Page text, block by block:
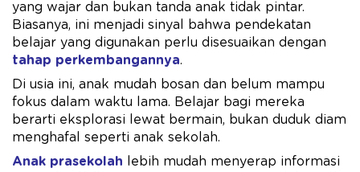
yang wajar dan bukan tanda anak tidak pintar.
Biasanya, ini menjadi sinyal bahwa pendekatan
belajar yang digunakan perlu disesuaikan dengan
tahap perkembangannya.
Di usia ini, anak mudah bosan dan belum mampu
fokus dalam waktu lama. Belajar bagi mereka
berarti eksplorasi lewat bermain, bukan duduk diam
menghafal seperti anak sekolah.
Anak prasekolah lebih mudah menyerap informasi